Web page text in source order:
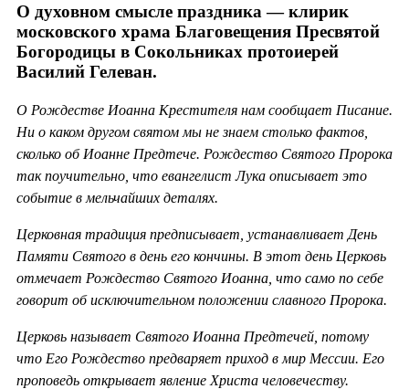
О духовном смысле праздника — клирик
московского храма Благовещения Пресвятой
Богородицы в Сокольниках протоиерей
Василий Гелеван.
О Рождестве Иоанна Крестителя нам сообщает Писание.
Ни о каком другом святом мы не знаем столько фактов,
сколько об Иоанне Предтече. Рождество Святого Пророка
так поучительно, что евангелист Лука описывает это
событие в мельчайших деталях.
Церковная традиция предписывает, устанавливает День
Памяти Святого в день его кончины. В этот день Церковь
отмечает Рождество Святого Иоанна, что само по себе
говорит об исключительном положении славного Пророка.
Церковь называет Святого Иоанна Предтечей, потому
что Его Рождество предваряет приход в мир Мессии. Его
проповедь открывает явление Христа человечеству.